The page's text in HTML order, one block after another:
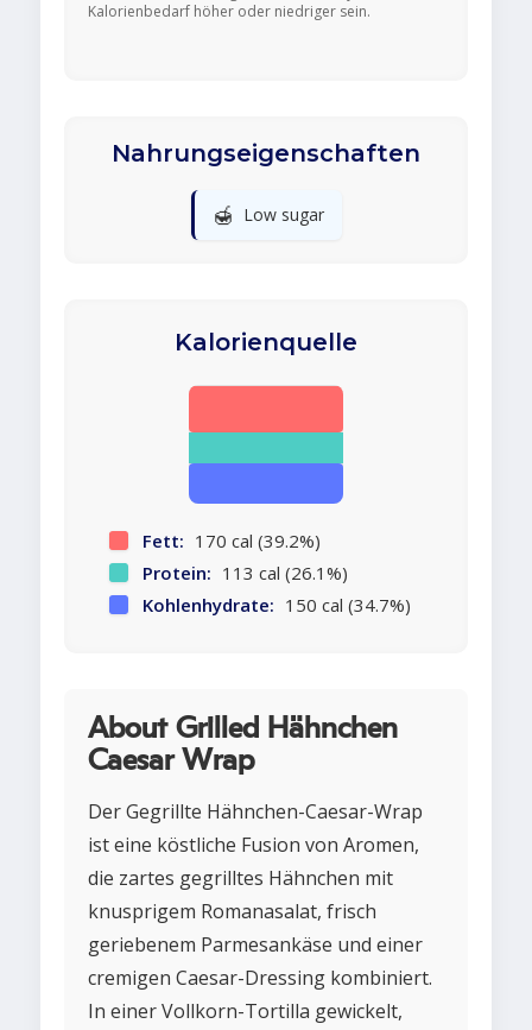
Kalorienbedarf höher oder niedriger sein.
Nahrungseigenschaften
🍯 Low sugar
Kalorienquelle
Fett: 170 cal (39.2%)
Protein: 113 cal (26.1%)
Kohlenhydrate: 150 cal (34.7%)
About Grilled Hähnchen
Caesar Wrap
Der Gegrillte Hähnchen-Caesar-Wrap
ist eine köstliche Fusion von Aromen,
die zartes gegrilltes Hähnchen mit
knusprigem Romanasalat, frisch
geriebenem Parmesankäse und einer
cremigen Caesar-Dressing kombiniert.
In einer Vollkorn-Tortilla gewickelt,